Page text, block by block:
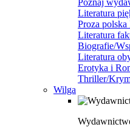
Poznaj
Literatura
Proza polska
Literatura
Biografie/
Literatura
Erotyka i
Thriller/
Wilga